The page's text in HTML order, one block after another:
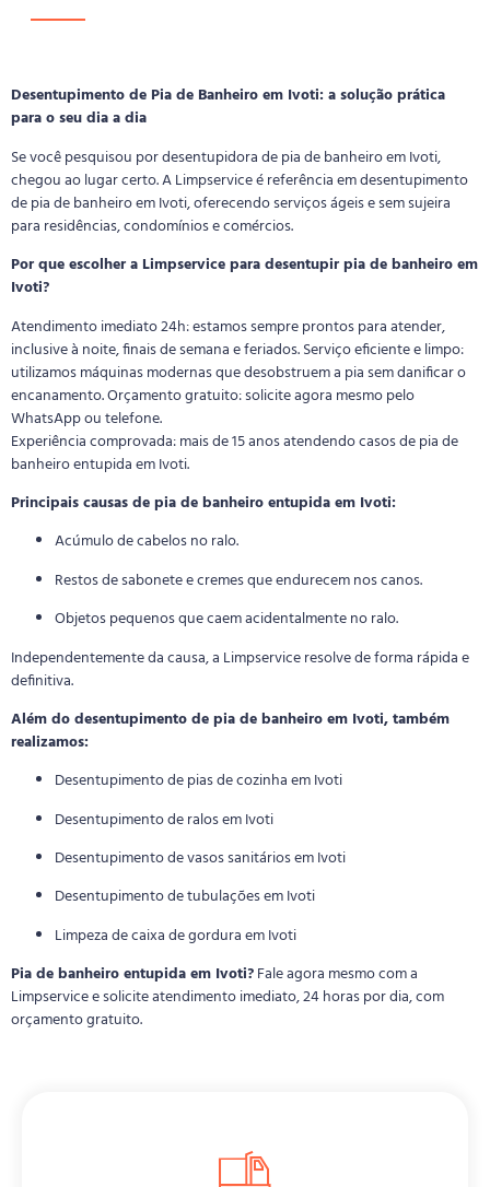
Desentupimento de Pia de Banheiro em Ivoti: a solução prática
para o seu dia a dia
Se você pesquisou por desentupidora de pia de banheiro em Ivoti,
chegou ao lugar certo. A Limpservice é referência em desentupimento
de pia de banheiro em Ivoti, oferecendo serviços ágeis e sem sujeira
para residências, condomínios e comércios.
Por que escolher a Limpservice para desentupir pia de banheiro em
Ivoti?
Atendimento imediato 24h: estamos sempre prontos para atender,
inclusive à noite, finais de semana e feriados. Serviço eficiente e limpo:
utilizamos máquinas modernas que desobstruem a pia sem danificar o
encanamento. Orçamento gratuito: solicite agora mesmo pelo
WhatsApp ou telefone.
Experiência comprovada: mais de 15 anos atendendo casos de pia de
banheiro entupida em Ivoti.
Principais causas de pia de banheiro entupida em Ivoti:
Acúmulo de cabelos no ralo.
Restos de sabonete e cremes que endurecem nos canos.
Objetos pequenos que caem acidentalmente no ralo.
Independentemente da causa, a Limpservice resolve de forma rápida e
definitiva.
Além do desentupimento de pia de banheiro em Ivoti, também
realizamos:
Desentupimento de pias de cozinha em Ivoti
Desentupimento de ralos em Ivoti
Desentupimento de vasos sanitários em Ivoti
Desentupimento de tubulações em Ivoti
Limpeza de caixa de gordura em Ivoti
Pia de banheiro entupida em Ivoti?Fale agora mesmo com a
Limpservice e solicite atendimento imediato, 24 horas por dia, com
orçamento gratuito.